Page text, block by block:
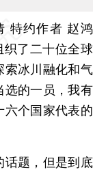
特约作者 赵鸿
了二十位全球
索冰川融化和气
选的一员，我有
六个国家代表的
题，但是到底